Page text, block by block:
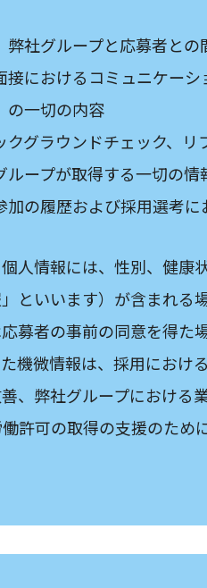
社グループと応募者と
接におけるコミュニケー
の一切の内容
グラウンドチェック、リ
ープが取得する一切の情
加の履歴および採用選考
人情報には、性別、健康
といいます）が含まれる
募者の事前の同意を得た
機微情報は、採用におけ
、弊社グループにおける
許可の取得の支援のため